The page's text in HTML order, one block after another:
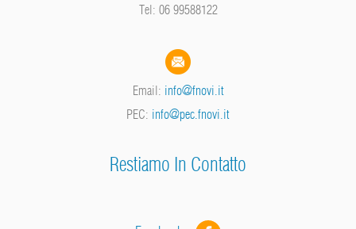
Tel: 06 99588122
Email: info@fnovi.it
PEC: info@pec.fnovi.it
Restiamo In Contatto